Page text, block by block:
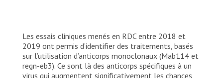
Les essais cliniques menés en RDC entre 2018 et
2019 ont permis d’identifier des traitements, basés
sur l’utilisation d’anticorps monoclonaux (Mab114 et
regn-eb3). Ce sont là des anticorps spécifiques à un
virus qui augmentent significativement les chances